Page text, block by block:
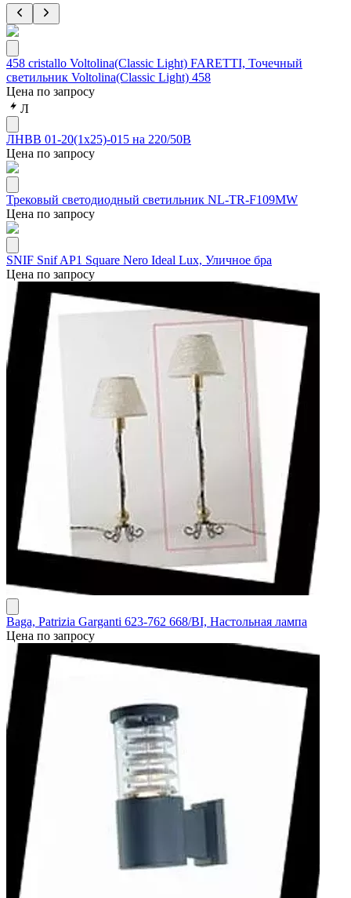
458 cristallo Voltolina(Classic Light) FARETTI, Точечный
светильник Voltolina(Classic Light) 458
Цена по запросу
Л
ЛНВВ 01-20(1х25)-015 на 220/50В
Цена по запросу
Трековый светодиодный светильник NL-TR-F109MW
Цена по запросу
SNIF Snif AP1 Square Nero Ideal Lux, Уличное бра
Цена по запросу
Baga, Patrizia Garganti 623-762 668/BI, Настольная лампа
Цена по запросу